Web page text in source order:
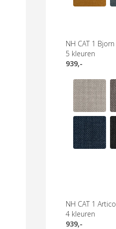
NH CAT 1 Bjorn
5 kleuren
939,-
NH CAT 1 Artico
4 kleuren
939,-